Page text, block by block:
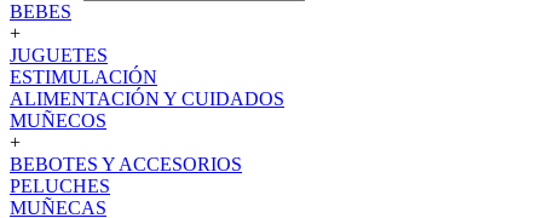
BEBES
+
JUGUETES
ESTIMULACIÓN
ALIMENTACIÓN Y CUIDADOS
MUÑECOS
+
BEBOTES Y ACCESORIOS
PELUCHES
MUÑECAS